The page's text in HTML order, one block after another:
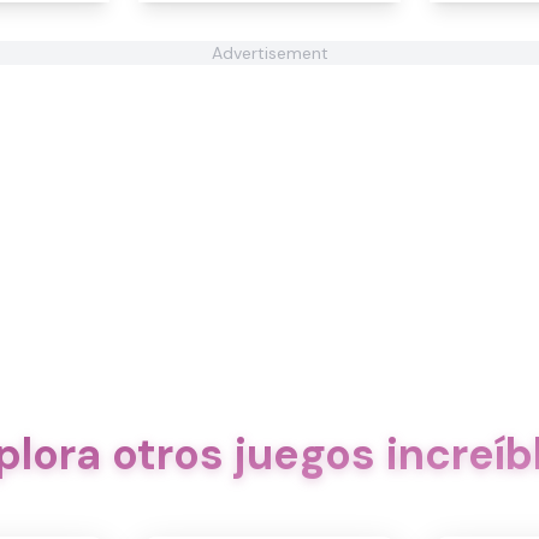
Advertisement
otros juegos